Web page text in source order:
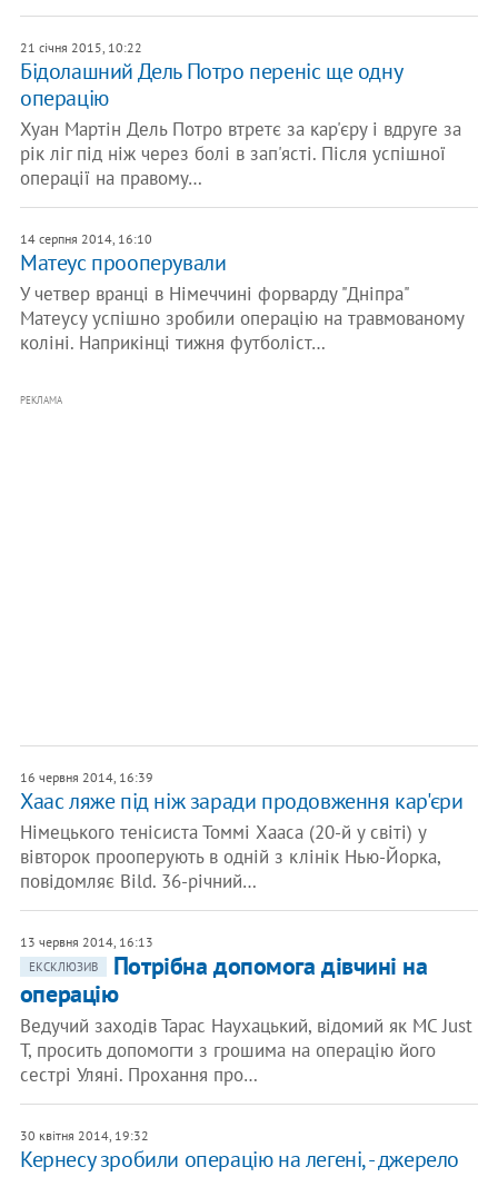
21 січня 2015, 10:22
Бідолашний Дель Потро переніс ще одну
операцію
Хуан Мартін Дель Потро втретє за кар'єру і вдруге за
рік ліг під ніж через болі в зап'ясті. Після успішної
операції на правому…
14 серпня 2014, 16:10
Матеус прооперували
У четвер вранці в Німеччині форварду "Дніпра"
Матеусу успішно зробили операцію на травмованому
коліні. Наприкінці тижня футболіст…
РЕКЛАМА
16 червня 2014, 16:39
Хаас ляже під ніж заради продовження кар'єри
Німецького тенісиста Томмі Хааса (20-й у світі) у
вівторок прооперують в одній з клінік Нью-Йорка,
повідомляє Bild. 36-річний…
13 червня 2014, 16:13
ЕКСКЛЮЗИВ
Потрібна допомога дівчині на
операцію
Ведучий заходів Тарас Наухацький, відомий як MC Just
T, просить допомогти з грошима на операцію його
сестрі Уляні. Прохання про…
30 квітня 2014, 19:32
Кернесу зробили операцію на легені, - джерело